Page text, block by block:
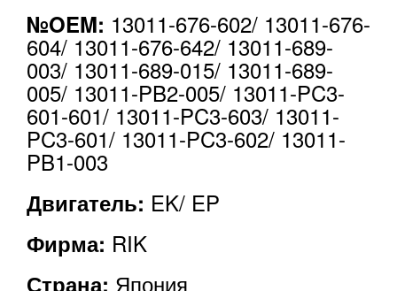
№OEM: 13011-676-602/ 13011-676-
604/ 13011-676-642/ 13011-689-
003/ 13011-689-015/ 13011-689-
005/ 13011-PB2-005/ 13011-PC3-
601-601/ 13011-PC3-603/ 13011-
PC3-601/ 13011-PC3-602/ 13011-
PB1-003
Двигатель: EK/ EP
Фирма: RIK
Страна: Япония